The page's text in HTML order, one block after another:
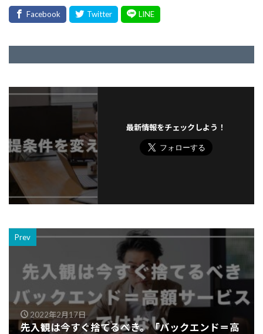
最新情報をチェックしよう！
Prev
2022年2月17日
先入観は今すぐ捨てるべき。「バックエンド＝高